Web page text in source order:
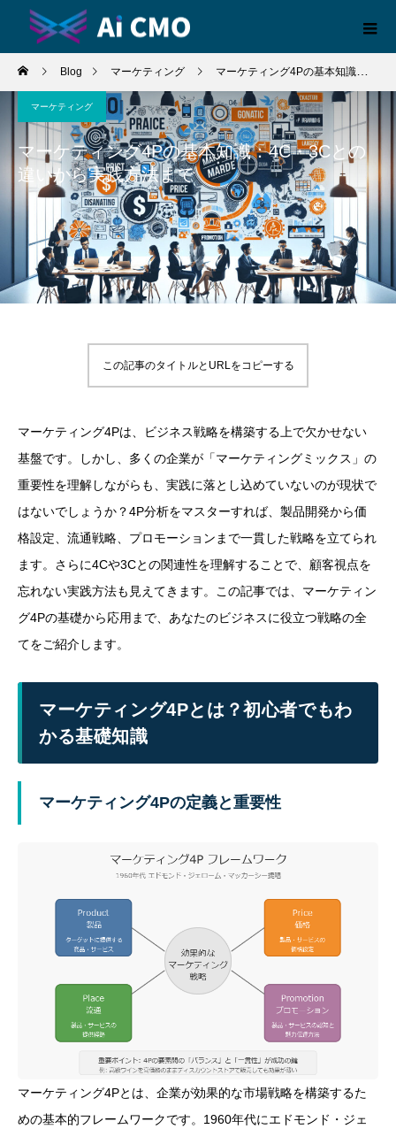
Blog マーケティング マーケティング4Pの基本知識：4C・3Cとの違いから実践方法まで
マーケティング
マーケティング4Pの基本知識：4C・3Cとの
違いから実践方法まで
この記事のタイトルとURLをコピーする
マーケティング4Pは、ビジネス戦略を構築する上で欠かせない
基盤です。しかし、多くの企業が「マーケティングミックス」の
重要性を理解しながらも、実践に落とし込めていないのが現状で
はないでしょうか？4P分析をマスターすれば、製品開発から価
格設定、流通戦略、プロモーションまで一貫した戦略を立てられ
ます。さらに4Cや3Cとの関連性を理解することで、顧客視点を
忘れない実践方法も見えてきます。この記事では、マーケティン
グ4Pの基礎から応用まで、あなたのビジネスに役立つ戦略の全
てをご紹介します。
マーケティング4Pとは？初心者でもわ
かる基礎知識
マーケティング4Pの定義と重要性
マーケティング4Pとは、企業が効果的な市場戦略を構築するた
めの基本的フレームワークです。1960年代にエドモンド・ジェ